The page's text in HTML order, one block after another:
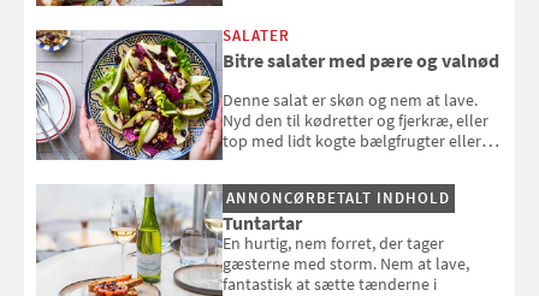
SALATER
Bitre salater med pære og valnød
Denne salat er skøn og nem at lave.
Nyd den til kødretter og fjerkræ, eller
top med lidt kogte bælgfrugter eller
selvstændigt måltid. Opskriften er fra
Louisa Lorangs kogebog "Salat".
ANNONCØRBETALT INDHOLD
Tuntartar
En hurtig, nem forret, der tager
gæsterne med storm. Nem at lave,
fantastisk at sætte tænderne i